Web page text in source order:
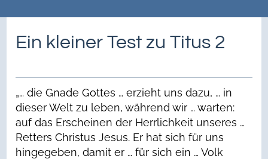
Ein kleiner Test zu Titus 2
„… die Gnade Gottes … erzieht uns dazu, … in
dieser Welt zu leben, während wir … warten:
auf das Erscheinen der Herrlichkeit unseres …
Retters Christus Jesus. Er hat sich für uns
hingegeben, damit er … für sich ein … Volk